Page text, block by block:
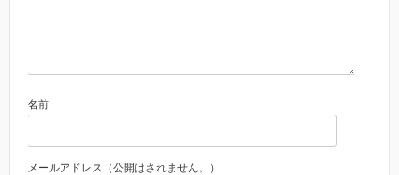
名前
メールアドレス（公開はされません。）